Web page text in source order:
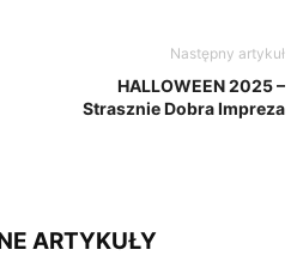
Następny artykuł
HALLOWEEN 2025 –
Strasznie Dobra Impreza
ARTYKUŁY